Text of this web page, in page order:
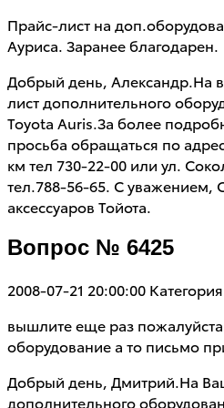
Прайс-лист на
Ауриса. Заранее благодарен.
Добрый день, Александр.На
лист дополнительного
Toyota Auris.За более
просьба обращаться по
км тел 730-22-00 или ул.
тел.788-56-65. С уважением,
аксессуаров Тойота.
Вопрос № 6425
2008-07-21 20:00:00
вышлите еще раз
оборудование а то письмо
Добрый день, Дмитрий.На
дополнительного